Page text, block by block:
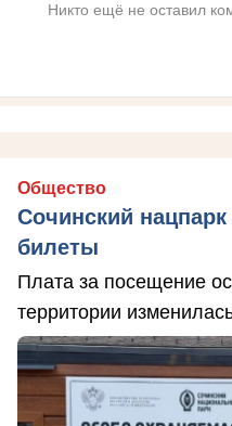
Никто ещё не оставил
Общество
Сочинский
билеты
Плата за посещение
территории